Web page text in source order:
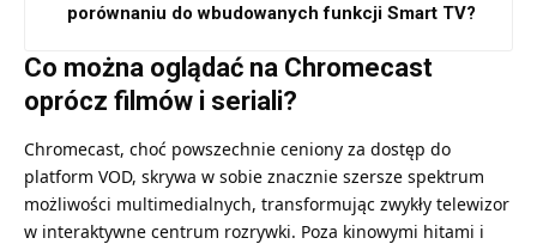
porównaniu do wbudowanych funkcji Smart TV?
Co można oglądać na Chromecast
oprócz filmów i seriali?
Chromecast, choć powszechnie ceniony za dostęp do
platform VOD, skrywa w sobie znacznie szersze spektrum
możliwości multimedialnych, transformując zwykły telewizor
w interaktywne centrum rozrywki. Poza kinowymi hitami i